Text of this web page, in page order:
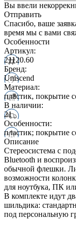
Вы ввели
Отправить
Спасибо, ваше
время мы с вами
Особенности
Артикул:
21120.60
Бренд:
Uniscend
Материал:
пластик, покрытие
В наличии:
21
Особенности:
пластик; покрытие
Описание
Стереосистема с
Bluetooth и
обычной флешки.
возможности
для ноутбука, ПК
В комплекте идут
шильдика:
под персональную